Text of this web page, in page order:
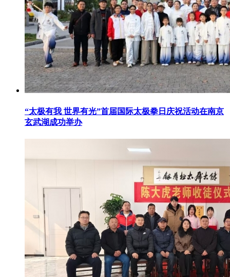
“太极有我 世界有光”首届国际太极拳日庆祝活动在南京
玄武湖成功举办